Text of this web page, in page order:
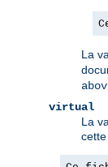
La
virtual
La